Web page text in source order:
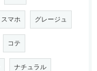
スマホ グレージュ
コテ
ナチュラル